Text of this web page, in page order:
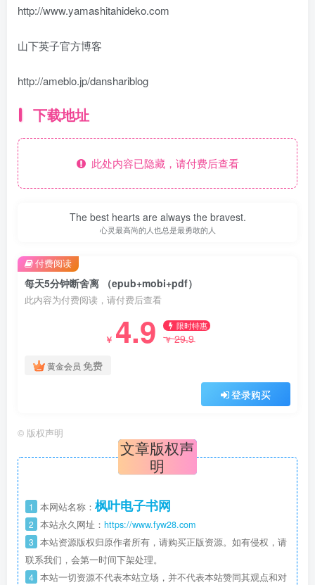
http://www.yamashitahideko.com
山下英子官方博客
http://ameblo.jp/danshariblog
下载地址
此处内容已隐藏，请付费后查看
The best hearts are always the bravest.
心灵最高尚的人也总是最勇敢的人
每天5分钟断舍离 （epub+mobi+pdf）
此内容为付费阅读，请付费后查看
￥ 4.9 限时特惠
￥29.9
黄金会员 免费
登录购买
付费阅读
© 版权声明
文章版权声
明
1 本网站名称： 枫叶电子书网
2 本站永久网址： https://www.fyw28.com
3 本站资源版权归原作者所有，请购买正版资源。如有侵权，请
联系我们，会第一时间下架处理。
4 本站一切资源不代表本站立场，并不代表本站赞同其观点和对